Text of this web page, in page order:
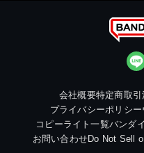
会社概要特定商取
プライバシーポリシー
コピーライト一覧バンダ
お問い合わせDo Not Sell